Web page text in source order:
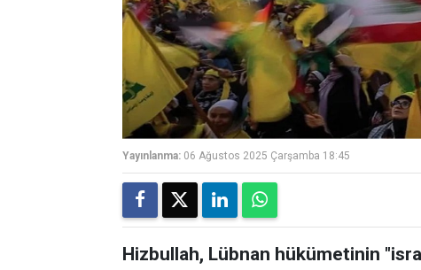
Yayınlanma: 06 Ağustos 2025 Çarşamba 18:45
Hizbullah, Lübnan hükümetinin